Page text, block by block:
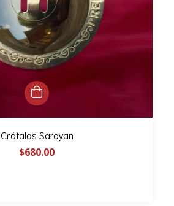
Crótalos Saroyan
$680.00